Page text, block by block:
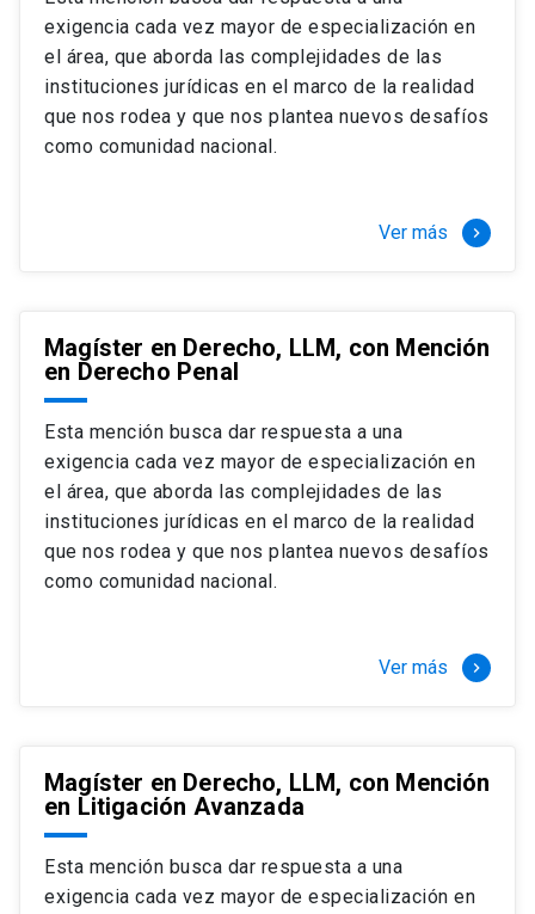
exigencia cada vez mayor de especialización en
el área, que aborda las complejidades de las
instituciones jurídicas en el marco de la realidad
que nos rodea y que nos plantea nuevos desafíos
como comunidad nacional.
Ver más keyboard_arrow_right
Magíster en Derecho, LLM, con Mención
en Derecho Penal
Esta mención busca dar respuesta a una
exigencia cada vez mayor de especialización en
el área, que aborda las complejidades de las
instituciones jurídicas en el marco de la realidad
que nos rodea y que nos plantea nuevos desafíos
como comunidad nacional.
Ver más keyboard_arrow_right
Magíster en Derecho, LLM, con Mención
en Litigación Avanzada
Esta mención busca dar respuesta a una
exigencia cada vez mayor de especialización en